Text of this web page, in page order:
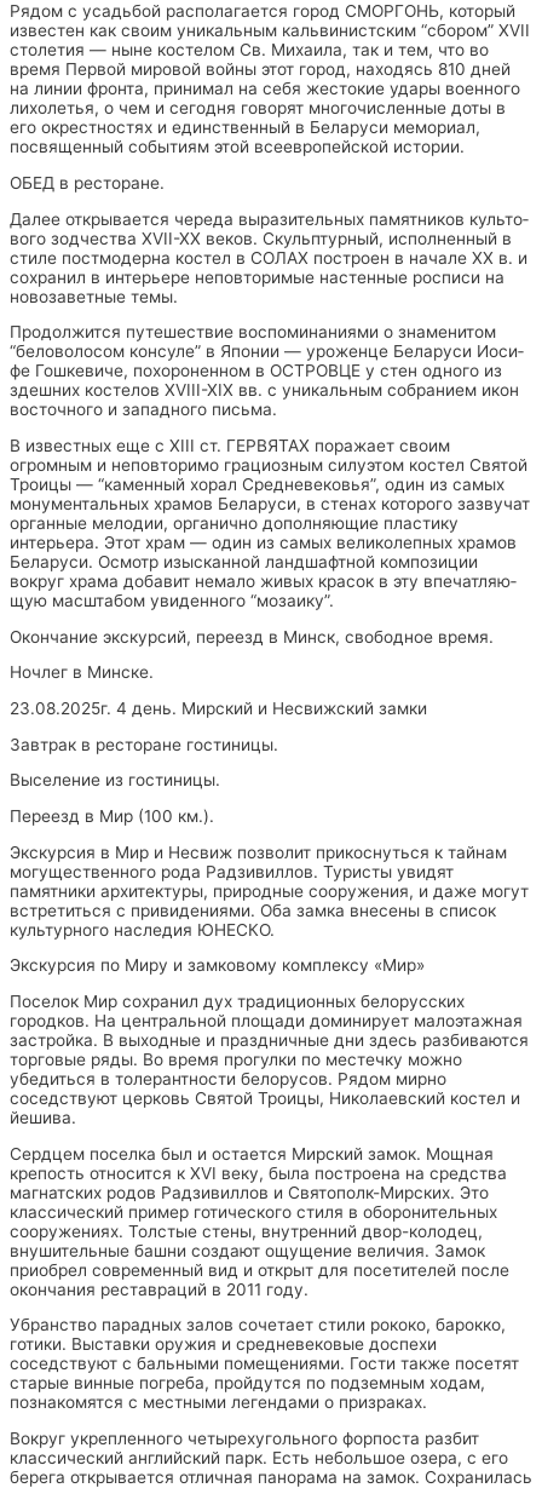
Рядом с усадьбой располагается горо­д СМОРГОНЬ, ко­то­рый
известен как сво­им уникальным кальвинистским “сбо­ром” XVII
сто­ле­тия — ны­не ко­сте­лом Св. Ми­ха­и­ла, так и тем, что во
время Первой мировой войны этот город, находясь 810 дней
на линии фронта, принимал на себя жестокие удары военного
лихолетья, о чем и сегодня говорят многочисленные доты в
его окрестностях и единственный в Беларуси мемориал,
посвященный событиям этой всеевропейской истории.
ОБЕД в ресторане.
Да­лее от­кры­ва­ет­ся че­ре­да вы­ра­зи­тель­ных па­мят­ни­ков культо­
во­го зод­че­ства XVII-XX ве­ков. Скульп­тур­ный, ис­пол­нен­ный в
сти­ле пост­мо­дер­на ко­стел в СОЛАХ постро­ен в на­ча­ле XX в. и
сохранил в интерьере не­по­вто­ри­мые настенные рос­пи­си на
новозаветные темы.
Про­дол­жится пу­те­ше­ствие вос­по­ми­на­ни­я­ми о зна­ме­ни­том
“беловолосом кон­су­ле” в Япо­нии — уро­жен­це Бе­ла­ру­си Иоси­
фе Гош­ке­ви­че, похороненном в ОСТРОВЦЕ у стен од­но­го из
здеш­них ко­сте­лов ХVIII-XIX вв. с уни­каль­ным со­бра­ни­ем икон
вос­точ­но­го и за­пад­но­го пись­ма.
В из­ве­ст­ных еще с XIII ст. ГЕРВЯТАХ по­ражает своим
огромным и неповторимо гра­ци­оз­ным си­лу­этом ко­сте­л Святой
Тро­и­цы — “ка­мен­ный хо­рал Средне­ве­ко­вья”, один из самых
монументальных храмов Беларуси, в стенах которого зазвучат
органные мелодии, органично дополняющие пластику
интерьера. Этот храм — один из самых великолепных храмов
Беларуси. Осмотр изыс­кан­ной ланд­шафт­ной ком­по­зи­ции
вокруг храма до­ба­вит немало живых кра­сок в эту впе­чат­ляю­
щую мас­шта­бом уви­ден­но­го “мозаику”.
Окончание экскурсий, переезд в Минск, свободное время.
Ночлег в Минске.
23.08.2025г. 4 день. Мирский и Несвижский замки
Завтрак в ресторане гостиницы.
Выселение из гостиницы.
Переезд в Мир (100 км.).
Экскурсия в Мир и Несвиж позволит прикоснуться к тайнам
могущественного рода Радзивиллов. Туристы увидят
памятники архитектуры, природные сооружения, и даже могут
встретиться с привидениями. Оба замка внесены в список
культурного наследия ЮНЕСКО.
Экскурсия по Миру и замковому комплексу «Мир»
Поселок Мир сохранил дух традиционных белорусских
городков. На центральной площади доминирует малоэтажная
застройка. В выходные и праздничные дни здесь разбиваются
торговые ряды. Во время прогулки по местечку можно
убедиться в толерантности белорусов. Рядом мирно
соседствуют церковь Святой Троицы, Николаевский костел и
йешива.
Сердцем поселка был и остается Мирский замок. Мощная
крепость относится к XVI веку, была построена на средства
магнатских родов Радзивиллов и Святополк-Мирских. Это
классический пример готического стиля в оборонительных
сооружениях. Толстые стены, внутренний двор-колодец,
внушительные башни создают ощущение величия. Замок
приобрел современный вид и открыт для посетителей после
окончания реставраций в 2011 году.
Убранство парадных залов сочетает стили рококо, барокко,
готики. Выставки оружия и средневековые доспехи
соседствуют с бальными помещениями. Гости также посетят
старые винные погреба, пройдутся по подземным ходам,
познакомятся с местными легендами о призраках.
Вокруг укрепленного четырехугольного форпоста разбит
классический английский парк. Есть небольшое озера, с его
берега открывается отличная панорама на замок. Сохранилась